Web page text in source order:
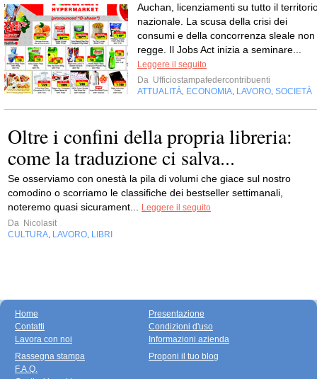
Auchan, licenziamenti su tutto il
nazionale. La scusa della crisi dei
consumi e della concorrenza sleale non
regge. Il Jobs Act inizia a seminare...
Leggere il seguito
Da Ufficiostampafedercontribuenti
ATTUALITÀ ECONOMIA LAVORO SOCIETÀ
Oltre i confini della propria libreria:
come la traduzione ci salva...
Se osserviamo con onestà la pila di volumi che giace sul nostro
comodino o scorriamo le classifiche dei bestseller settimanali,
noteremo quasi sicurament...
Leggere il seguito
Da Nicolasit
CULTURA LAVORO LIBRI
Home
Contatti
Lavora con noi
Presentazione
Condizioni d'uso
Informazioni azienda
Rassegna stampa
F.A.Q.
Proponi il tuo blog